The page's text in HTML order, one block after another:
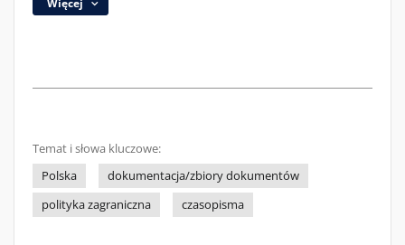
Więcej
Temat i słowa kluczowe:
Polska
dokumentacja/zbiory dokumentów
polityka zagraniczna
czasopisma